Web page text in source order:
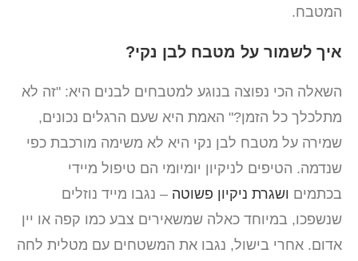
המטבח.
איך לשמור על מטבח לבן נקי?
השאלה הכי נפוצה בנוגע למטבחים לבנים היא: "זה לא
מתלכלך כל הזמן?" האמת היא שעם הרגלים נכונים,
שמירה על מטבח לבן נקי היא לא משימה מורכבת כפי
שנדמה. הטיפים לניקיון יומיומי הם טיפול מיידי
בכתמיםושגרת ניקיון פשוטה– נגבו מייד נוזלים
שנשפכו, במיוחד כאלה שמשאירים צבע כמו קפה או יין
אדום. אחרי בישול, נגבו את המשטחים עם מטלית לחה